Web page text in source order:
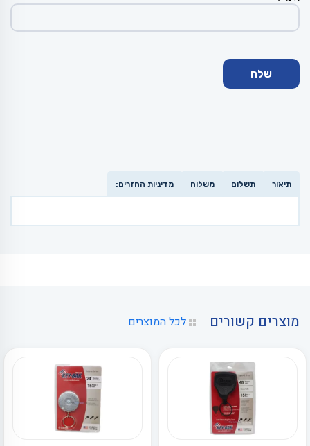
תיאור תשלום משלוח מדיניות החזרים:
מוצרים קשורים לכל המוצרים